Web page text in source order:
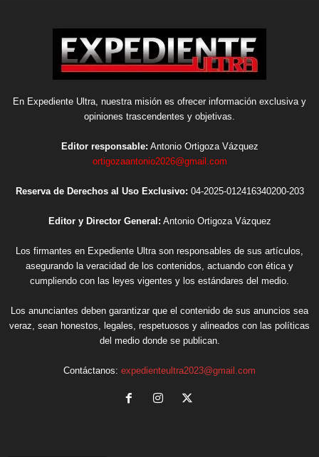
En Expediente Ultra, nuestra misión es ofrecer información exclusiva y
opiniones trascendentes y objetivas.
Editor responsable: Antonio Ortigoza Vázquez
ortigozaantonio2026@gmail.com
Reserva de Derechos al Uso Exclusivo: 04-2025-012416340200-203
Editor y Director General: Antonio Ortigoza Vázquez
Los firmantes en Expediente Ultra son responsables de sus artículos,
asegurando la veracidad de los contenidos, actuando con ética y
cumpliendo con las leyes vigentes y los estándares del medio.
Los anunciantes deben garantizar que el contenido de sus anuncios sea
veraz, sean honestos, legales, respetuosos y alineados con las políticas
del medio donde se publican.
Contáctanos: expedienteultra2023@gmail.com